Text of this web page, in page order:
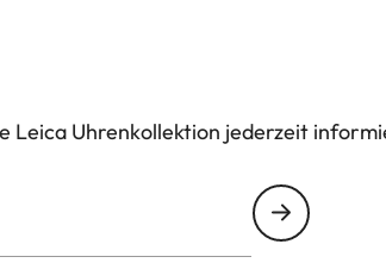
Leica Uhrenkollektion jederzeit